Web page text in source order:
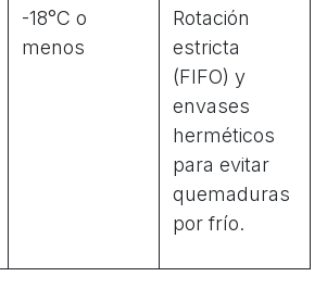
-18°C o
menos
Rotación
estricta
(FIFO) y
envases
herméticos
para evitar
quemaduras
por frío.